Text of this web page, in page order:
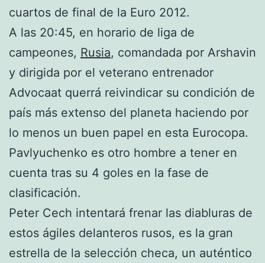
cuartos de final de la Euro 2012.
A las 20:45, en horario de liga de
campeones, Rusia, comandada por Arshavin
y dirigida por el veterano entrenador
Advocaat querrá reivindicar su condición de
país más extenso del planeta haciendo por
lo menos un buen papel en esta Eurocopa.
Pavlyuchenko es otro hombre a tener en
cuenta tras su 4 goles en la fase de
clasificación.
Peter Cech intentará frenar las diabluras de
estos ágiles delanteros rusos, es la gran
estrella de la selección checa, un auténtico